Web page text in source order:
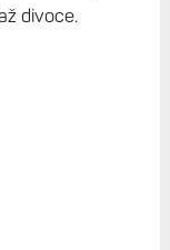
divoce.